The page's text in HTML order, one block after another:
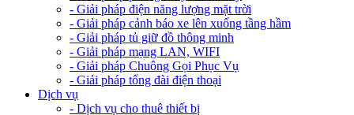
- Giải pháp điện năng lượng mặt trời
- Giải pháp cảnh báo xe lên xuống tầng hầm
- Giải pháp tủ giữ đồ thông minh
- Giải pháp mạng LAN, WIFI
- Giải pháp Chuông Gọi Phục Vụ
- Giải pháp tổng đài điện thoại
Dịch vụ
- Dịch vụ cho thuê thiết bị